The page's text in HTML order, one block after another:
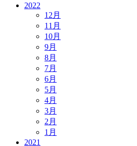
2022
12月
11月
10月
9月
8月
7月
6月
5月
4月
3月
2月
1月
2021